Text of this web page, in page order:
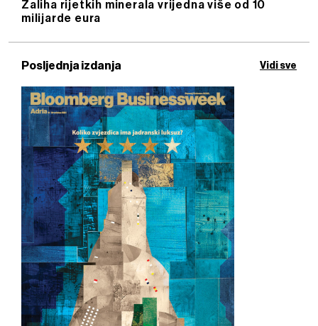
Zaliha rijetkih minerala vrijedna više od 10
milijarde eura
Posljednja izdanja Vidi sve